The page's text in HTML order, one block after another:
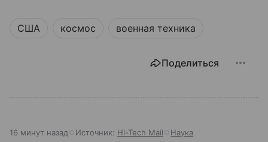
США космос военная техника
Поделиться
16 минут назад Источник: Hi-Tech Mail Наука